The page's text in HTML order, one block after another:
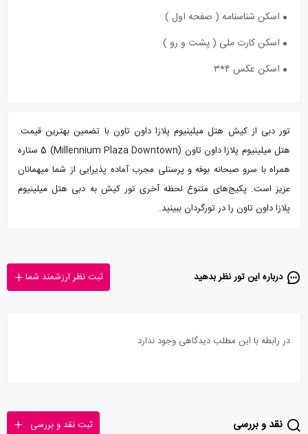
اسکن شناسنامه ( صفحه اول )
اسکن کارت ملی ( پشت و رو )
اسکن عکس ۴*۳
تور دبی از کیش هتل میلینیوم پلازا داون تاون با تضمین بهترین قیمت.
هتل میلینیوم پلازا داون تاون (Millennium Plaza Downtown) 5 ستاره
همراه با سرو صبحانه بوفه و پرسنلی مجرب آماده پذیرایی از شما میهمانان
عزیز است. پکیج‌های متنوع لحظه آخری تور کیش به دبی هتل میلینیوم
پلازا داون تاون را در تورگردان ببینید.
درباره این تور‌ نظر بدهید ثبت نظر ارزشمند شما
در رابطه با این مطلب دیدگاهی وجود ندارد
نقد و بررسی ثبت نقد و بررسی